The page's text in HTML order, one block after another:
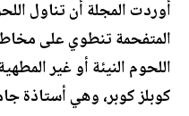
أوردت المجلة أن تناول
المتفحمة تنطوي على
اللحوم النيئة أو غير
كوبلز كوبر، وهي أستاذة